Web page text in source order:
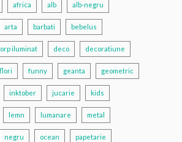
africa alb alb-negru
arta barbati bebelus
iluminat deco decoratiune
flori funny geanta geometric
inktober jucarie kids
lemn lumanare metal
negru ocean papetarie